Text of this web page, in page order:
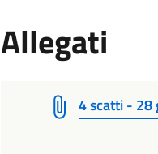
Allegati
4 scatti - 28